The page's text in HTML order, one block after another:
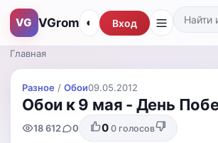
VG VGrom Поиск
◐ Вход
Главная
Разное / Обои09.05.2012
Обои к 9 мая - День
18 612 0 0 0 голосов